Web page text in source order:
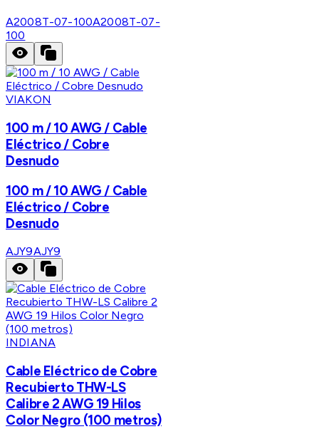
A2008T-07-100A2008T-07-
100
VIAKON
100 m / 10 AWG / Cable
Eléctrico / Cobre
Desnudo
100 m / 10 AWG / Cable
Eléctrico / Cobre
Desnudo
AJY9AJY9
INDIANA
Cable Eléctrico de Cobre
Recubierto THW-LS
Calibre 2 AWG 19 Hilos
Color Negro (100 metros)